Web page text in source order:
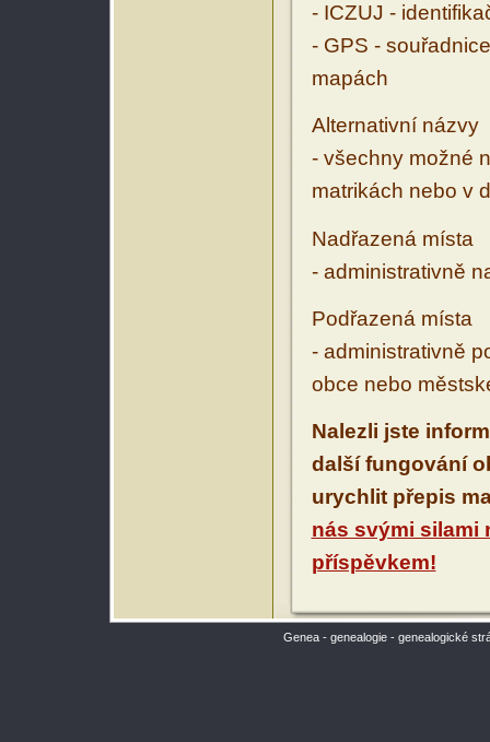
- ICZUJ -
- GPS -
mapách
Alternativní názvy
- všechny možné
matrikách nebo v
Nadřazená místa
- administrativně
Podřazená místa
- administrativně
obce nebo
Nalezli jste
další fungování
urychlit přepis
nás svými silami
příspěvkem!
Genea - genealogie - genealogické